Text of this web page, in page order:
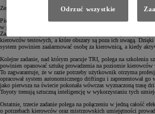
Zespół Toyota Research Institute skupił się na trzech zadaniach.
Pierwsze z nich polega na dokładnym poznaniu zachowań ludzi
w poszczególnych sytuacjach. Pomocna będzie tu współpraca z
Zaawansowana aparatura pozwala śledzić, które fragmenty drogi
kierowców testowych, a które obszary są poza ich uwagą.
system powinien zaalarmować osobę za kierownicą, a kiedy
Kolejne zadanie, nad którym pracuje TRI, polega na szkoleniu
powinien opanować sztukę prowadzenia na poziomie
To zagwarantuje, że w razie potrzeby użytkownik otrzyma
opracował system autonomicznego driftingu i zaprezentował
jako pierwsza na świecie pokonała wówczas wyznaczoną trasę
Toyoty trenują sztuczną inteligencję w wykorzystaniu tych
Ostatnie, trzecie zadanie polega na połączeniu w jedną całość
o potrzebach kierowców oraz mistrzowskich umiejętności
Odrzuć wszystkie